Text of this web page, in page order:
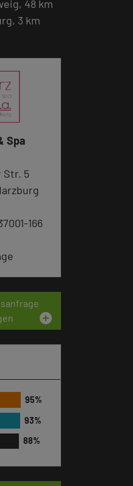
48 km
3 km
Spa
Str. 5
166
add_circle